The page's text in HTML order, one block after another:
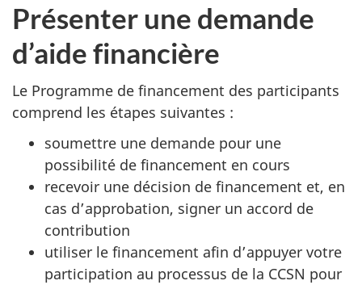
Présenter une demande
d’aide financière
Le Programme de financement des participants
comprend les étapes suivantes :
soumettre une demande pour une
possibilité de financement en cours
recevoir une décision de financement et, en
cas d’approbation, signer un accord de
contribution
utiliser le financement afin d’appuyer votre
participation au processus de la CCSN pour